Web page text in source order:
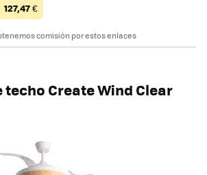
127,47€
comisión por estos enlaces
Create Wind Clear